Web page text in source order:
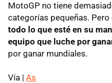
MotoGP no tiene
categorías pequeñas. Pero
todo lo que esté en su
equipo que luche por
por ganar mundiales.
Vía | As